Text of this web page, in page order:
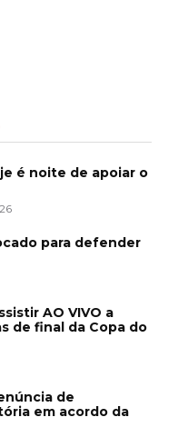
é noite de apoiar o
para defender
AO VIVO a
de final da Copa do
de
em acordo da